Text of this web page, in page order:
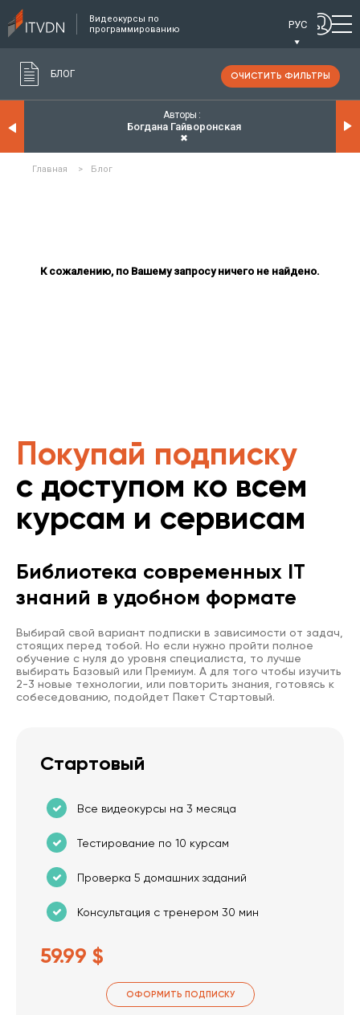
Видеокурсы по
программированию
РУС
БЛОГ ОЧИСТИТЬ ФИЛЬТРЫ
Авторы
Богдана Гайворонская
✖
Главная > Блог
К сожалению, по Вашему запросу ничего не найдено.
Покупай подписку
с доступом ко всем
курсам и сервисам
Библиотека современных IT
знаний в удобном формате
Выбирай свой вариант подписки в зависимости от задач,
стоящих перед тобой. Но если нужно пройти полное
обучение с нуля до уровня специалиста, то лучше
выбирать Базовый или Премиум. А для того чтобы изучить
2-3 новые технологии, или повторить знания, готовясь к
собеседованию, подойдет Пакет Стартовый.
Стартовый
Все видеокурсы на 3 месяца
Тестирование по 10 курсам
Проверка 5 домашних заданий
Консультация с тренером 30 мин
59.99 $
ОФОРМИТЬ ПОДПИСКУ